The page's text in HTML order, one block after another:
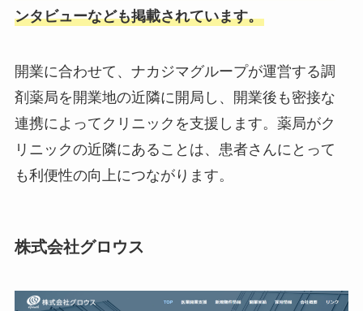
ンタビューなども掲載されています。
開業に合わせて、ナカジマグループが運営する調
剤薬局を開業地の近隣に開局し、開業後も密接な
連携によってクリニックを支援します。薬局がク
リニックの近隣にあることは、患者さんにとって
も利便性の向上につながります。
株式会社グロウス